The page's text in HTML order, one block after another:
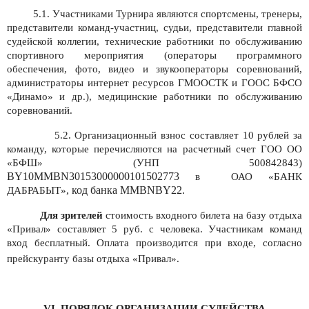
5.1. Участниками Турнира являются спортсмены, тренеры,
представители команд-участниц, судьи, представители главной
судейской коллегии, технические работники по обслуживанию
спортивного мероприятия (операторы программного
обеспечения, фото, видео и звукооператоры соревнований,
администраторы интернет ресурсов ГМООСТК и ГООС БФСО
«Динамо» и др.), медицинские работники по обслуживанию
соревнований.
5.2. Организационный взнос составляет 10 рублей за
команду, которые перечисляются на расчетный счет ГОО ОО
«БФШ» (УНП 500842843)
BY10MMBN30153000000101502773 в ОАО «БАНК
ДАБРАБЫТ», код банка MMBNBY22.
Для зрителей стоимость входного билета на базу отдыха
«Привал» составляет 5 руб. с человека. Участникам команд
вход бесплатный. Оплата производится при входе, согласно
прейскуранту базы отдыха «Привал».